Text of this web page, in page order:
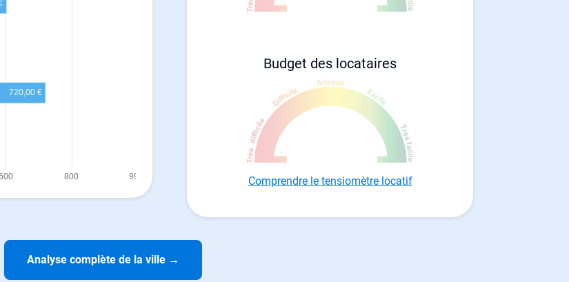
Budget des locataires
Comprendre le tensiomètre locatif
Analyse complète de la ville →